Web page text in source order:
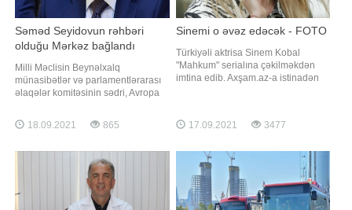
Səməd Seyidovun rəhbəri
olduğu Mərkəz bağlandı
Milli Məclisin Beynəlxalq
münasibətlər və parlamentlərarası
əlaqələr komitəsinin sədri, Avropa
Assambleyasındakı nümayəndə
heyətinin rəhbəri Səməd Seyidovun
dayandırıb. Mərkəzin fəaliyyətini
dayandırmasına səbəb maliyyə
problemini
18.09.2021 865
Sinemi o əvəz edəcək - FOTO
Türkiyəli aktrisa Sinem Kobal
"Mahkum" serialına çəkilməkdən
imtina edib. Axşam.az-a istinadən
Tunanın tərəf müqabili isə Seray
İsmayıl Hacıoğlu da yer alacaq
17.09.2021 3477